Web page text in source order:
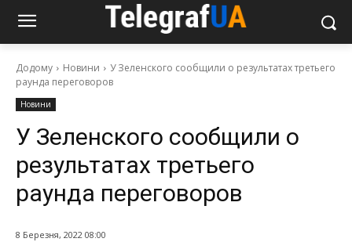
Додому Новини
У Зеленского сообщили о результатах третьего
раунда переговоров
Новини
У Зеленского сообщили о
результатах третьего
раунда переговоров
8 Березня, 2022 08:00